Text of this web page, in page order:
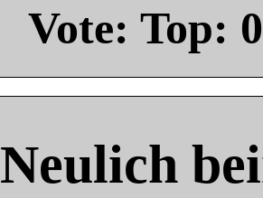
Vote: Top: 0
Neulich